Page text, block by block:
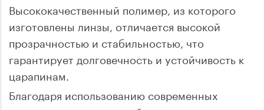
Высококачественный полимер, из которого
изготовлены линзы, отличается высокой
прозрачностью и стабильностью, что
гарантирует долговечность и устойчивость к
царапинам.
Благодаря использованию современных